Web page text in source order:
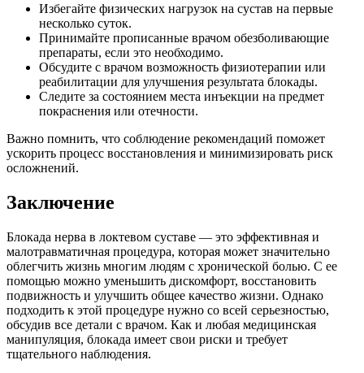
Избегайте физических нагрузок на сустав на первые
несколько суток.
Принимайте прописанные врачом обезболивающие
препараты, если это необходимо.
Обсудите с врачом возможность физиотерапии или
реабилитации для улучшения результата блокады.
Следите за состоянием места инъекции на предмет
покраснения или отечности.
Важно помнить, что соблюдение рекомендаций поможет
ускорить процесс восстановления и минимизировать риск
осложнений.
Заключение
Блокада нерва в локтевом суставе — это эффективная и
малотравматичная процедура, которая может значительно
облегчить жизнь многим людям с хронической болью. С ее
помощью можно уменьшить дискомфорт, восстановить
подвижность и улучшить общее качество жизни. Однако
подходить к этой процедуре нужно со всей серьезностью,
обсудив все детали с врачом. Как и любая медицинская
манипуляция, блокада имеет свои риски и требует
тщательного наблюдения.